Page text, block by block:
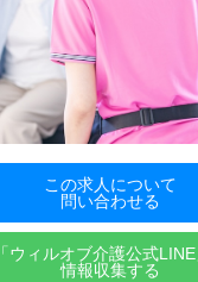
この求人について
問い合わせる
「ウィルオブ介護公式
情報収集する